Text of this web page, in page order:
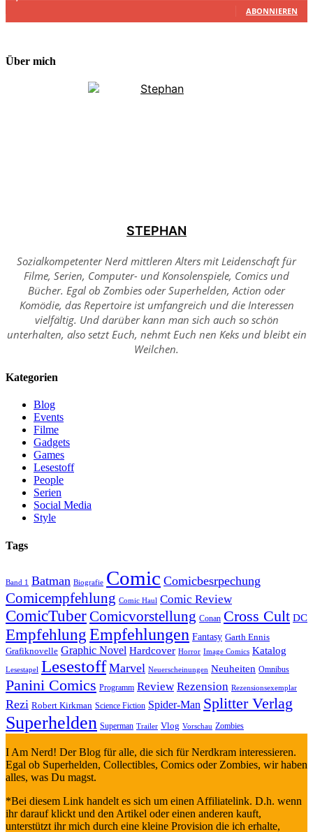
ABONNIEREN
Über mich
STEPHAN
Sozialkompetenter Nerd mittleren Alters mit Leidenschaft für
Filme, Serien, Computer- und Konsolenspiele, Comics und
Bücher. Egal ob Zombies oder Superhelden, Action oder
Komödie, das Repertoire ist umfangreich und die Interessen
vielfältig. Und darüber kann man sich auch so schön
unterhalten, also setzt Euch, nehmt Euch nen Keks und bleibt ein
Weilchen.
Kategorien
Blog
Events
Filme
Gadgets
Games
Lesestoff
People
Serien
Social Media
Style
Tags
Band 1 Batman Biografie Comic Comicbesrpechung
Comicempfehlung Comic Haul Comic Review
ComicTuberComicvorstellung Conan Cross Cult DC
Empfehlung Empfehlungen Fantasy Garth Ennis
Grafiknovelle Graphic Novel Hardcover Horror Image Comics Katalog
Lesestapel Lesestoff Marvel Neuerscheinungen Neuheiten Omnibus
Panini Comics Programm Review Rezension Rezensionsexemplar
Rezi Robert Kirkman Science Fiction Spider-Man Splitter Verlag
Superhelden Superman Trailer Vlog Vorschau Zombies
I Am Nerd! Der Blog für alle, die sich für Nerdkram interessieren.
Egal ob Superhelden, Collectibles, Comics oder Zombies, wir haben
alles, was Du magst.
*Bei diesem Link handelt es sich um einen Affiliatelink. D.h. wenn
ihr darauf klickt und den Artikel oder einen anderen kauft,
unterstützt ihr mich durch eine kleine Provision die ich erhalte,